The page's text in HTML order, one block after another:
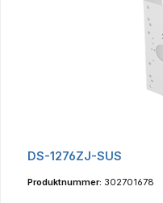
DS-1276ZJ-SUS
Produktnummer: 302701678